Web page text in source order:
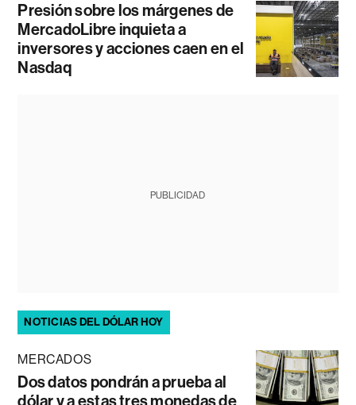
Presión sobre los márgenes de
MercadoLibre inquieta a
inversores y acciones caen en el
Nasdaq
PUBLICIDAD
NOTICIAS DEL DÓLAR HOY
MERCADOS
Dos datos pondrán a prueba al
dólar y a estas tres monedas de